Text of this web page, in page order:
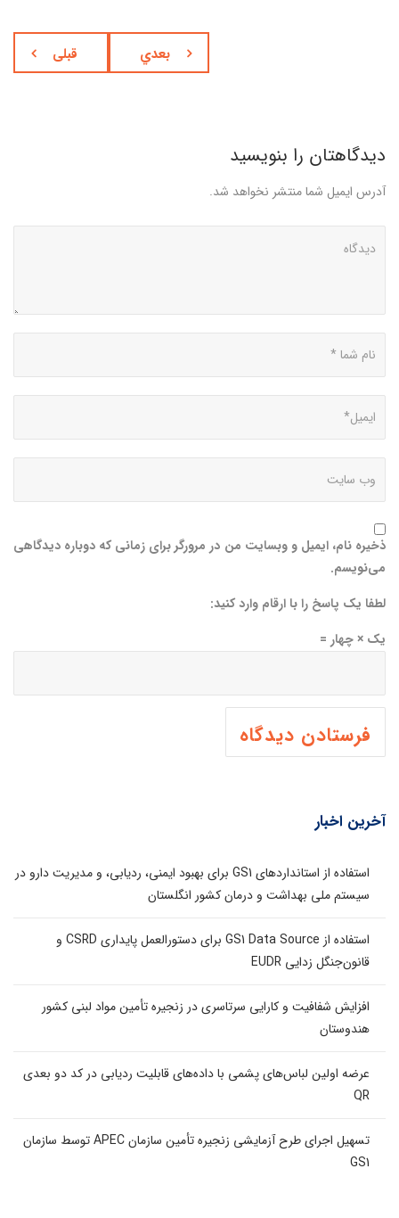
قبلی بعدي
دیدگاهتان را بنویسید
آدرس ایمیل شما منتشر نخواهد شد.
ذخیره نام، ایمیل و وبسایت من در مرورگر برای زمانی که دوباره دیدگاهی
می‌نویسم.
لطفا یک پاسخ را با ارقام وارد کنید:
یک × چهار =
آخرین اخبار
استفاده از استانداردهای GS1 برای بهبود ایمنی، ردیابی، و مدیریت دارو در
سیستم ملی بهداشت و درمان کشور انگلستان
استفاده از GS1 Data Source برای دستورالعمل پایداری CSRD و
قانون‌جنگل زدایی EUDR
افزایش شفافیت و کارایی سرتاسری در زنجیره تأمین مواد لبنی کشور
هندوستان
عرضه اولین لباس‌های پشمی با داده‌های قابلیت ردیابی در کد دو بعدی
QR
تسهیل اجرای طرح آزمایشی زنجیره تأمین سازمان APEC توسط سازمان
GS1